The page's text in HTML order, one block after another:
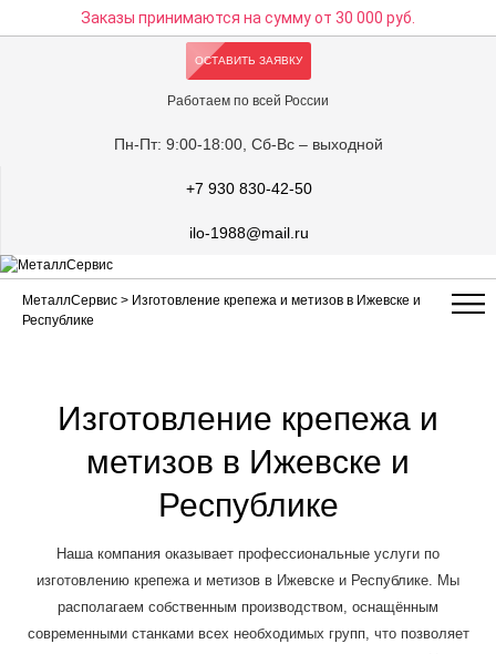
Заказы принимаются на суммуот 30 000 руб.
ОСТАВИТЬ ЗАЯВКУ
Работаем по всей России
Пн-Пт: 9:00-18:00, Сб-Вс – выходной
+7 930 830-42-50
ilo-1988@mail.ru
МеталлСервис > Изготовление крепежа и метизов в Ижевске и
Республике
Изготовление крепежа и
метизов в Ижевске и
Республике
Наша компания оказывает профессиональные услуги по
изготовлению крепежа и метизов в Ижевске и Республике. Мы
располагаем собственным производством, оснащённым
современными станками всех необходимых групп, что позволяет